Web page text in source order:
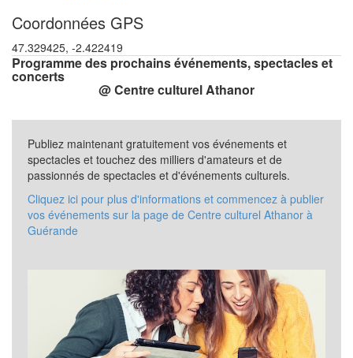
Coordonnées GPS
47.329425, -2.422419
Programme des prochains événements, spectacles et
concerts
@ Centre culturel Athanor
Publiez maintenant gratuitement vos événements et
spectacles et touchez des milliers d'amateurs et de
passionnés de spectacles et d'événements culturels.
Cliquez ici pour plus d'informations et commencez à publier
vos événements sur la page de Centre culturel Athanor à
Guérande